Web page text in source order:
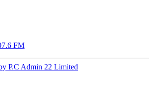
FM
P.C Admin 22 Limited